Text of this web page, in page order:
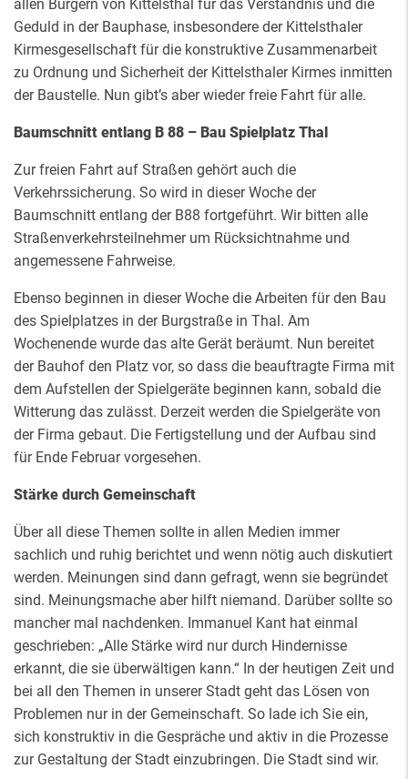
allen Bürgern von Kittelsthal für das Verständnis und die
Geduld in der Bauphase, insbesondere der Kittelsthaler
Kirmesgesellschaft für die konstruktive Zusammenarbeit
zu Ordnung und Sicherheit der Kittelsthaler Kirmes inmitten
der Baustelle. Nun gibt’s aber wieder freie Fahrt für alle.
Baumschnitt entlang B 88 – Bau Spielplatz Thal
Zur freien Fahrt auf Straßen gehört auch die
Verkehrssicherung. So wird in dieser Woche der
Baumschnitt entlang der B88 fortgeführt. Wir bitten alle
Straßenverkehrsteilnehmer um Rücksichtnahme und
angemessene Fahrweise.
Ebenso beginnen in dieser Woche die Arbeiten für den Bau
des Spielplatzes in der Burgstraße in Thal. Am
Wochenende wurde das alte Gerät beräumt. Nun bereitet
der Bauhof den Platz vor, so dass die beauftragte Firma mit
dem Aufstellen der Spielgeräte beginnen kann, sobald die
Witterung das zulässt. Derzeit werden die Spielgeräte von
der Firma gebaut. Die Fertigstellung und der Aufbau sind
für Ende Februar vorgesehen.
Stärke durch Gemeinschaft
Über all diese Themen sollte in allen Medien immer
sachlich und ruhig berichtet und wenn nötig auch diskutiert
werden. Meinungen sind dann gefragt, wenn sie begründet
sind. Meinungsmache aber hilft niemand. Darüber sollte so
mancher mal nachdenken. Immanuel Kant hat einmal
geschrieben: „Alle Stärke wird nur durch Hindernisse
erkannt, die sie überwältigen kann.“ In der heutigen Zeit und
bei all den Themen in unserer Stadt geht das Lösen von
Problemen nur in der Gemeinschaft. So lade ich Sie ein,
sich konstruktiv in die Gespräche und aktiv in die Prozesse
zur Gestaltung der Stadt einzubringen. Die Stadt sind wir.